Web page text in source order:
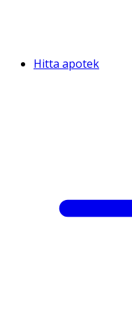
Hitta apotek